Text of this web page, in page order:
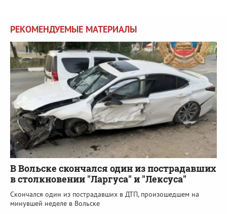
РЕКОМЕНДУЕМЫЕ МАТЕРИАЛЫ
В Вольске скончался один из пострадавших
в столкновении "Ларгуса" и "Лексуса"
Скончался один из пострадавших в ДТП, произошедшем на
минувшей неделе в Вольске